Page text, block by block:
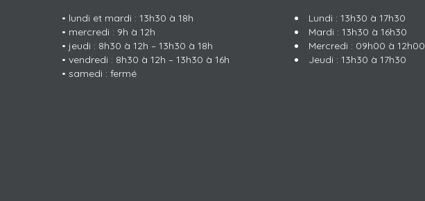
• lundi et mardi : 13h30 à 18h
• mercredi : 9h à 12h
• jeudi : 8h30 à 12h – 13h30 à 18h
• vendredi : 8h30 à 12h – 13h30 à 16h
• samedi : fermé
Lundi : 13h30 à 17h30
Mardi : 13h30 à 16h30
Mercredi : 09h00 à 12h00
Jeudi : 13h30 à 17h30